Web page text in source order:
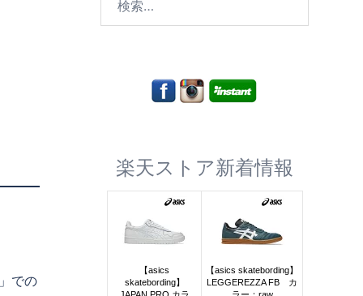
での
楽天ストア新着情報